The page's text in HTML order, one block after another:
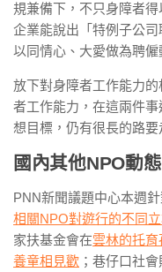
規兼備下，不只身障者
企業能說出「特例子公
以同情心、大愛做為聘僱
放下對身障者工作能力
者工作能力，在這兩件
想目標，仍有很長的路要
國內其他NPO動
PNN新聞議題中心本週
相關NPO對遊行的不同
家扶基金會在雲林的托育
養童相見歡 ；巷仔口社